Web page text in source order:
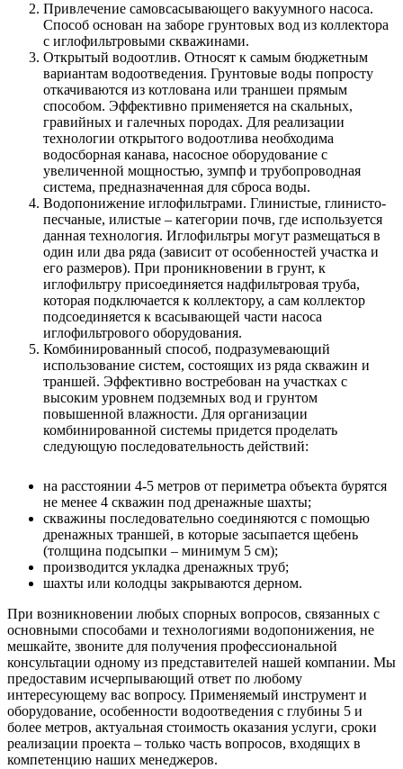
Привлечение самовсасывающего вакуумного насоса.
Способ основан на заборе грунтовых вод из коллектора
с иглофильтровыми скважинами.
Открытый водоотлив. Относят к самым бюджетным
вариантам водоотведения. Грунтовые воды попросту
откачиваются из котлована или траншеи прямым
способом. Эффективно применяется на скальных,
гравийных и галечных породах. Для реализации
технологии открытого водоотлива необходима
водосборная канава, насосное оборудование с
увеличенной мощностью, зумпф и трубопроводная
система, предназначенная для сброса воды.
Водопонижение иглофильтрами. Глинистые, глинисто-
песчаные, илистые – категории почв, где используется
данная технология. Иглофильтры могут размещаться в
один или два ряда (зависит от особенностей участка и
его размеров). При проникновении в грунт, к
иглофильтру присоединяется надфильтровая труба,
которая подключается к коллектору, а сам коллектор
подсоединяется к всасывающей части насоса
иглофильтрового оборудования.
Комбинированный способ, подразумевающий
использование систем, состоящих из ряда скважин и
траншей. Эффективно востребован на участках с
высоким уровнем подземных вод и грунтом
повышенной влажности. Для организации
комбинированной системы придется проделать
следующую последовательность действий:
на расстоянии 4-5 метров от периметра объекта бурятся
не менее 4 скважин под дренажные шахты;
скважины последовательно соединяются с помощью
дренажных траншей, в которые засыпается щебень
(толщина подсыпки – минимум 5 см);
производится укладка дренажных труб;
шахты или колодцы закрываются дерном.
При возникновении любых спорных вопросов, связанных с
основными способами и технологиями водопонижения, не
мешкайте, звоните для получения профессиональной
консультации одному из представителей нашей компании. Мы
предоставим исчерпывающий ответ по любому
интересующему вас вопросу. Применяемый инструмент и
оборудование, особенности водоотведения с глубины 5 и
более метров, актуальная стоимость оказания услуги, сроки
реализации проекта – только часть вопросов, входящих в
компетенцию наших менеджеров.